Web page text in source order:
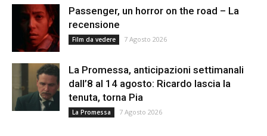
Passenger, un horror on the road – La
recensione
Film da vedere 7 Agosto 2026
La Promessa, anticipazioni settimanali
dall’8 al 14 agosto: Ricardo lascia la
tenuta, torna Pia
La Promessa 7 Agosto 2026